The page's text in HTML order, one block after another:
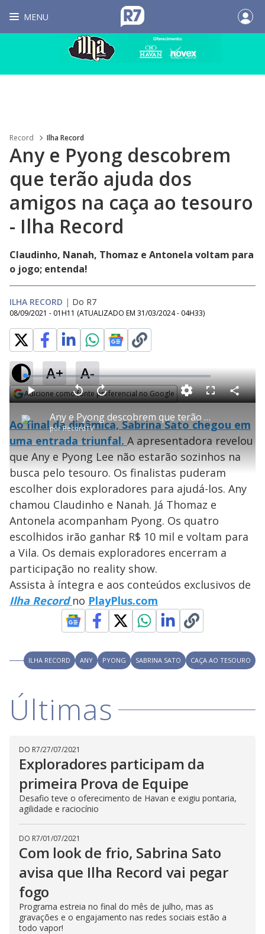
MENU
Record Ilha Record
Any e Pyong descobrem
que terão ajuda dos
amigos na caça ao tesouro
- Ilha Record
Claudinho, Nanah, Thomaz e Antonela voltam para
o jogo; entenda!
ILHA RECORD | Do R7
08/09/2021 - 01H11 (ATUALIZADO EM 31/03/2024 - 04H33)
A+ A-
Adicione como fonte preferencial no Google
P
l
a
y
V
i
d
e
o
Any e Pyong descobrem que terão ajuda dos amigos na caça ao tesouro - Ilha Record
porRecordTV
P V
l
t
a
r
s
e
g
n
d
A
n
ç
a
1
0
e
u
n
d
s
M
u
d
o
L
o
a
d
e
:
2
.
2
8
%
F
s
c
e
n
C
o
a
r
i
l
a
Ao final da dinâmica, Sabrina Sato chegou em
uma entrada triunfal. A apresentadora revelou
que Any e Pyong Lee não estarão sozinhos na
busca pelo tesouro. Os finalistas puderam
escolher dois exploradores para ajudá-los. Any
chamou Claudinho e Nanah. Já Thomaz e
Antonela acompanham Pyong. Os quatro
escolhidos irão ganhar R$ 10 mil e voltam para
a Vila. Os demais exploradores encerram a
participação no reality show.
Assista à íntegra e aos conteúdos exclusivos de
Ilha Recordno PlayPlus.com
ILHA RECORD ANY PYONG SABRINA SATO CAÇA AO TESOURO
Últimas
DO R7/27/07/2021
Exploradores participam da
primeira Prova de Equipe
Desafio teve o oferecimento de Havan e exigiu pontaria,
agilidade e raciocínio
DO R7/01/07/2021
Com look de frio, Sabrina Sato
avisa que Ilha Record vai pegar
fogo
Programa estreia no final do mês de julho, mas as
gravações e o engajamento nas redes sociais estão a
todo vapor!